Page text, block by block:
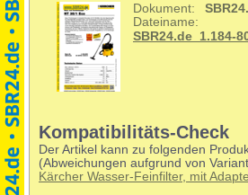
Dokument:
Dateiname:
SBR24.de_1.184-
Kompatibilitäts-Check
Der Artikel kann zu folgenden
(Abweichungen aufgrund von
Kärcher Wasser-Feinfilter, mit